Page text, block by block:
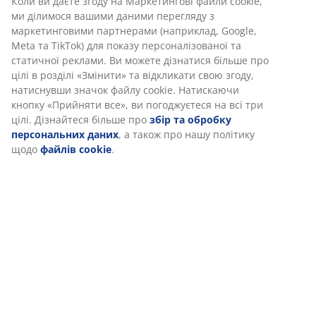
зовсім скоро вчені доведуть, що усім нам терміново
потрібно купувати високотехнологічні гамаки і це
розв'яже наші проблеми зі сном чи недосипом. Хоч
би що там було, не думаю, що один гамак у домі
комусь завадить. Зате у вас буде чудова можливість
розслабитися на вихідних у садку чи навіть під час
тривалої стоянки у поході. Тим паче, що місця
багато він не займає і доволі простий в експлуатації.
Окрім того, вчені вже таки довели, що відпочинок у
гамаку сприяє підвищенню концентрації, а якщо при
ми ділимося вашими даними перегляду з
маркетинговими партнерами (наприклад, Google,
Meta та TikTok) для показу персоналізованої та
статичної реклами. Ви можете дізнатися більше про
цілі в розділі «Змінити» та відкликати свою згоду,
натиснувши значок файлу cookie. Натискаючи
кнопку «Прийняти все», ви погоджуєтеся на всі три
цілі. Дізнайтеся більше про збір та обробку
персональних даних, а також про нашу політику
щодо файлів cookie.